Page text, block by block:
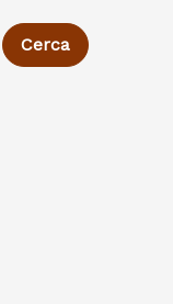
Cerca